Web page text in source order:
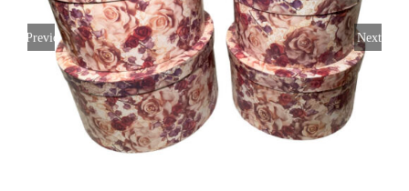
Previous Next